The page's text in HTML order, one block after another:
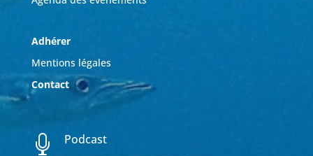
Adhérer
Mentions légales
Contact
 Podcast